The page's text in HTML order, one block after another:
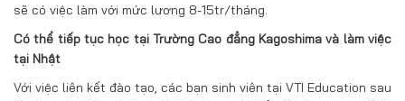
sẽ có việc làm với mức lương 8-15tr/tháng.
Có thể tiếp tục học tại Trường Cao đẳng Kagoshima và làm việc
tại Nhật
Với việc liên kết đào tạo, các bạn sinh viên tại VTI Education sau